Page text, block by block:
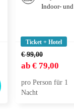
Indoor-
Ticket + Hotel
€ 99,00
ab € 79,00
pro Person für 1
Nacht